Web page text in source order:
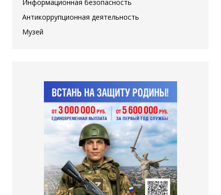
Информационная безопасность
Антикоррупционная деятельность
Музей